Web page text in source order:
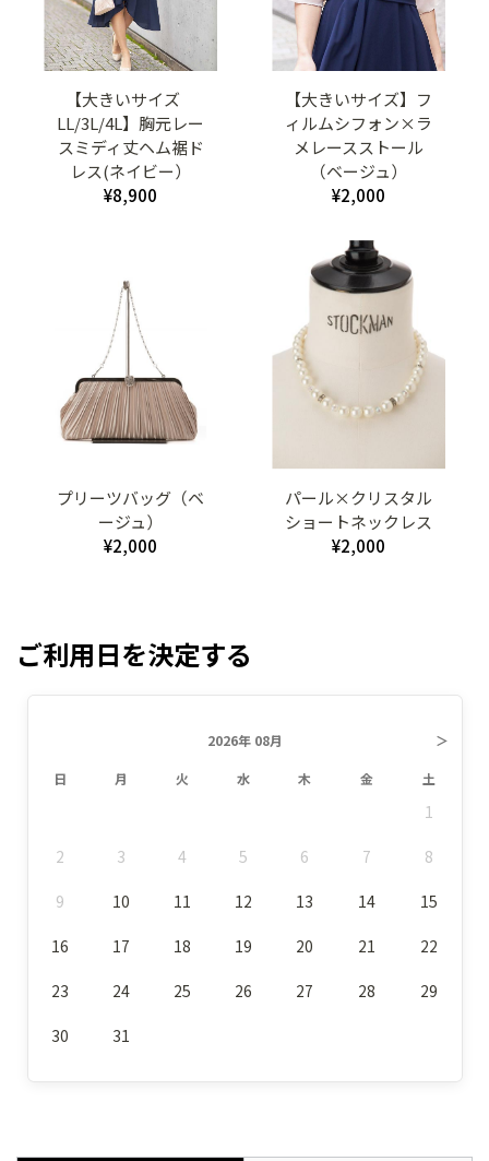
【大きいサイズ
LL/3L/4L】胸元レー
スミディ丈ヘム裾ド
レス(ネイビー）
¥8,900
【大きいサイズ】フ
ィルムシフォン×ラ
メレースストール
（ベージュ）
¥2,000
プリーツバッグ（ベ
ージュ）
¥2,000
パール×クリスタル
ショートネックレス
¥2,000
ご利用日を決定する
2026年 08月 ＞
日 月 火 水 木 金 土
1
2 3 4 5 6 7 8
9 10 11 12 13 14 15
16 17 18 19 20 21 22
23 24 25 26 27 28 29
30 31